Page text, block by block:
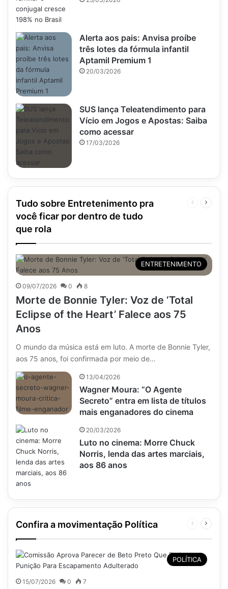
Alerta aos pais: Anvisa proíbe
três lotes da fórmula infantil
Aptamil Premium 1
20/03/2026
SUS lança Teleatendimento para
Vício em Jogos e Apostas: Saiba
como acessar
17/03/2026
Tudo sobre Entretenimento pra
você ficar por dentro de tudo
que rola
Página
ENTRETENIMENTO
09/07/2026 0 8
Morte de Bonnie Tyler: Voz de ‘Total
Eclipse of the Heart’ Falece aos 75
Anos
O mundo da música está em luto. A morte de Bonnie Tyler,
aos 75 anos, foi confirmada por meio de…
13/04/2026
Wagner Moura: “O Agente
Secreto” entra em lista de títulos
mais enganadores do cinema
20/03/2026
Luto no cinema: Morre Chuck
Norris, lenda das artes marciais,
aos 86 anos
Confira a movimentação Política
Página
POLÍTICA
15/07/2026 0 7